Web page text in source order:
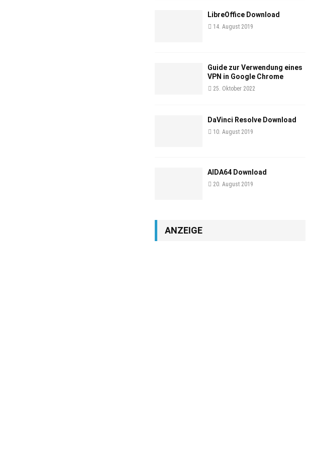
LibreOffice Download
14. August 2019
Guide zur Verwendung eines
VPN in Google Chrome
25. Oktober 2022
DaVinci Resolve Download
10. August 2019
AIDA64 Download
20. August 2019
ANZEIGE